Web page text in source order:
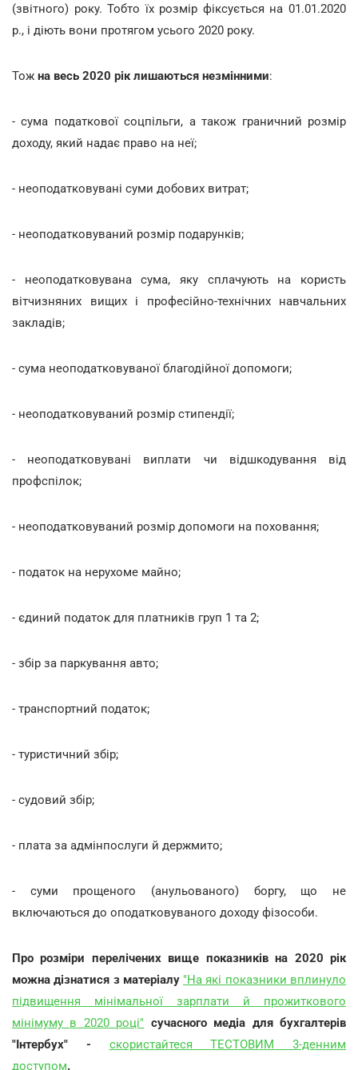
(звітного) року. Тобто їх розмір фіксується на 01.01.2020
р., і діють вони протягом усього 2020 року.
Тож на весь 2020 рік лишаються незмінними:
- сума податкової соцпільги, а також граничний розмір
доходу, який надає право на неї;
- неоподатковувані суми добових витрат;
- неоподатковуваний розмір подарунків;
- неоподатковувана сума, яку сплачують на користь
вітчизняних вищих і професійно-технічних навчальних
закладів;
- сума неоподатковуваної благодійної допомоги;
- неоподатковуваний розмір стипендії;
- неоподатковувані виплати чи відшкодування від
профспілок;
- неоподатковуваний розмір допомоги на поховання;
- податок на нерухоме майно;
- єдиний податок для платників груп 1 та 2;
- збір за паркування авто;
- транспортний податок;
- туристичний збір;
- судовий збір;
- плата за адмінпослуги й держмито;
- суми прощеного (анульованого) боргу, що не
включаються до оподатковуваного доходу фізособи.
Про розміри перелічених вище показників на 2020 рік
можна дізнатися з матеріалу "На які показники вплинуло
підвищення
мінімальної зарплати й
прожиткового
мінімуму в 2020 році" сучасного медіа для бухгалтерів
"Інтербух" - скористайтеся ТЕСТОВИМ
3-денним
доступом.